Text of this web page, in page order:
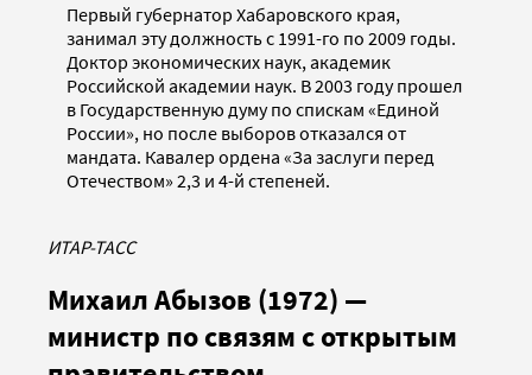
Первый губернатор Хабаровского края,
занимал эту должность с 1991-го по 2009 годы.
Доктор экономических наук, академик
Российской академии наук. В 2003 году прошел
в Государственную думу по спискам «Единой
России», но после выборов отказался от
мандата. Кавалер ордена «За заслуги перед
Отечеством» 2,3 и 4-й степеней.
ИТАР-ТАСС
Михаил Абызов (1972) —
министр по связям с открытым